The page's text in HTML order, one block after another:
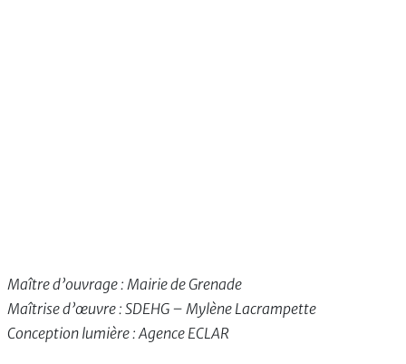
Maître d’ouvrage : Mairie de Grenade
Maîtrise d’œuvre : SDEHG – Mylène Lacrampette
Conception lumière : Agence ECLAR